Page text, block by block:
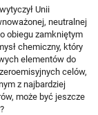
Unii
neutralnej
obiegu zamkniętym
chemiczny, który
elementów do
celów,
z najbardziej
może być jeszcze